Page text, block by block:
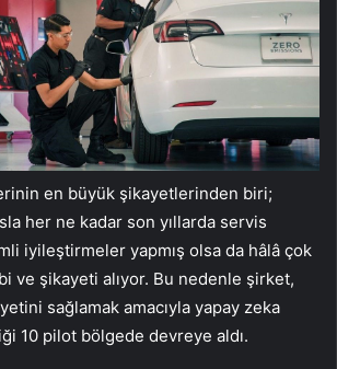
en büyük şikayetlerinden biri;
her ne kadar son yıllarda servis
iyileştirmeler yapmış olsa da hâlâ çok
ve şikayeti alıyor. Bu nedenle şirket,
sağlamak amacıyla yapay zeka
10 pilot bölgede devreye aldı.